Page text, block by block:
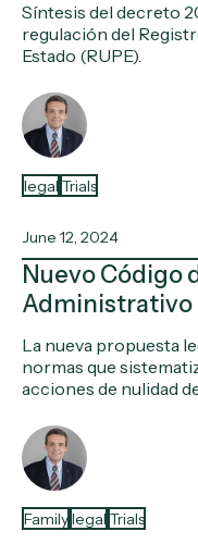
Síntesis del decreto
regulación del
Estado (RUPE).
legal Trials
June 12, 2024
Nuevo Código
Administrativo
La nueva propuesta
normas que
acciones de nulidad
Family legal Trials